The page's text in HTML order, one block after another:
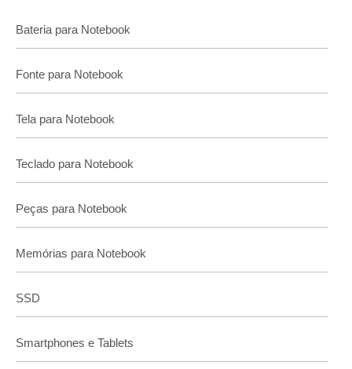
Bateria para Notebook
Fonte para Notebook
Tela para Notebook
Teclado para Notebook
Peças para Notebook
Memórias para Notebook
SSD
Smartphones e Tablets